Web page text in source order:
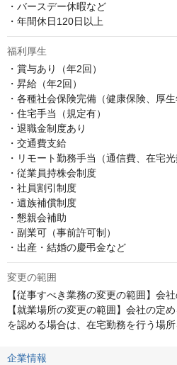
・バースデー休暇など
・年間休日120日以上
福利厚生
・賞与あり（年2回）
・昇給（年2回）
・各種社会保険完備（健康保険、厚
・住宅手当（規定有）
・退職金制度あり
・交通費支給
・リモート勤務手当（通信費、在宅光
・従業員持株会制度
・社員割引制度
・遺族補償制度
・懇親会補助
・副業可（事前許可制）
・出産・結婚の慶弔金など
変更の範囲
【従事すべき業務の変更の範囲】会
【就業場所の変更の範囲】会社の定
を認める場合は、在宅勤務を行う場所
企業情報